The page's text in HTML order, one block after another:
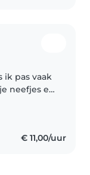
ik pas vaak
neefjes en
een hele
er van om
€ 11,00/uur